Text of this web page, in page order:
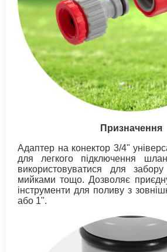
Призначення
Адаптер на конектор 3/4"
для легкого підключення
використовуватися для
мийками тощо. Дозволяє
інструменти для поливу з
або 1".